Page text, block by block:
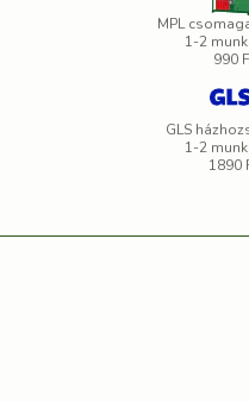
MPL
1-2
990
GLS
1-2
1890